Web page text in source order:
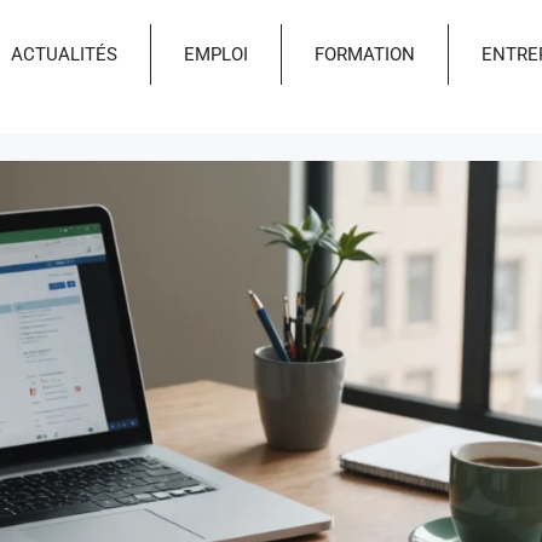
ACTUALITÉS EMPLOI FORMATION